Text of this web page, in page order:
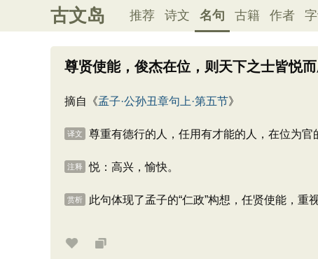
古文岛 推荐 诗文 名句 古籍 作者
尊贤使能，俊杰在位，则天下之士皆悦而
摘自《孟子·公孙丑章句上·第五节》
译文 尊重有德行的人，任用有才能的人，在位为
注释 悦：高兴，愉快。
赏析 此句体现了孟子的“仁政”构想，任贤使能，重